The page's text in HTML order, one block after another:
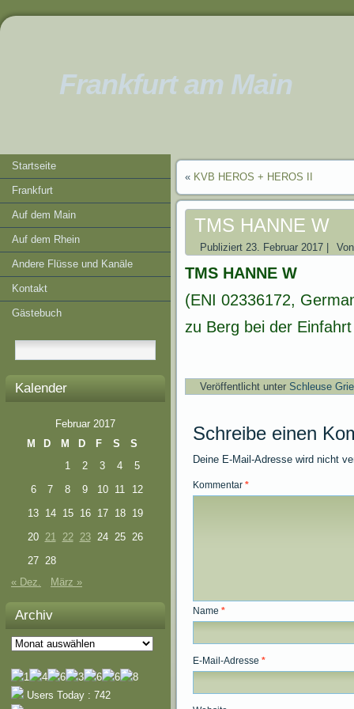
Frankfurt am Main
Startseite
Frankfurt
Auf dem Main
Auf dem Rhein
Andere Flüsse und Kanäle
Kontakt
Gästebuch
Kalender
Februar 2017
M
D M D F S
S
1
2 3 4
5
6
7 8 9 10 11
12
13 14 15 16 17 18
19
20 21 22 23 24 25 26
27 28
« Dez.
März »
Archiv
Archiv
Users Today : 742
« KVB HEROS + HEROS II
TMS HANNE W
Publiziert 23. Februar 2017 Von
TMS HANNE W
(ENI 02336172,
zu Berg bei der
Veröffentlicht unter Schleuse
Schreibe einen
Deine E-Mail-Adresse wird nicht
Kommentar *
Name *
E-Mail-Adresse *